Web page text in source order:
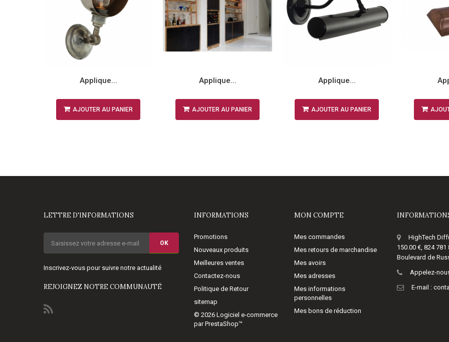
Applique...
AJOUTER AU PANIER
Applique...
AJOUTER AU PANIER
Applique...
AJOUTER AU PANIER
LETTRE D'INFORMATIONS
OK
Inscrivez-vous pour suivre notre actualité
REJOIGNEZ NOTRE COMMUNAUTÉ
INFORMATIONS
Promotions
Nouveaux produits
Meilleures ventes
Contactez-nous
Politique de Retour
sitemap
© 2026 Logiciel e-commerce
par PrestaShop™
MON COMPTE
Mes commandes
Mes retours de marchandise
Mes avoirs
Mes adresses
Mes informations
personnelles
Mes bons de réduction
HighTech
150.00 €, 824 781
Boulevard de
Appelez-
E-mail :